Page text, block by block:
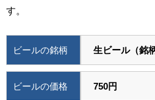
す。
ビールの銘柄 生ビール（銘
ビールの価格 750円